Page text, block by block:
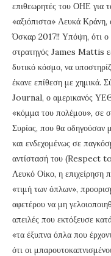
επιθεωρητές του ΟΗΕ για
«αξιόπιστα» Λευκά Κράνη,
Όσκαρ 2017!! Υπόψη, ότι ο
στρατηγός James Mattis
δυτικό κόσμο, να
έκανε επίθεση με
Journal, ο αμερικανός
«κόμμα του πολέμου», σε
Συρίας, που θα οδηγούσαν
και ενδεχομένως σε
αντίστασή του (Respect
Λευκό Οίκο, η επιχείρηση
«τιμή των όπλων»,
αφετέρου να μη
απειλές που εκτόξευσε
«τα έξυπνα όπλα που
ότι οι